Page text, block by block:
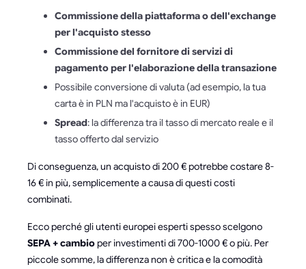
Commissione della piattaforma o dell'exchange
per l'acquisto stesso
Commissione del fornitore di servizi di
pagamento per l'elaborazione della transazione
Possibile conversione di valuta (ad esempio, la tua
carta è in PLN ma l'acquisto è in EUR)
Spread: la differenza tra il tasso di mercato reale e il
tasso offerto dal servizio
Di conseguenza, un acquisto di 200 € potrebbe costare 8-
16 € in più, semplicemente a causa di questi costi
combinati.
Ecco perché gli utenti europei esperti spesso scelgono
SEPA + cambioper investimenti di 700-1000 € o più. Per
piccole somme, la differenza non è critica e la comodità